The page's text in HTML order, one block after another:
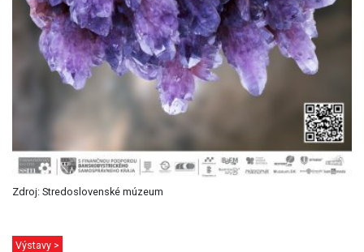
Zdroj: Stredoslovenské múzeum
Výstavy >